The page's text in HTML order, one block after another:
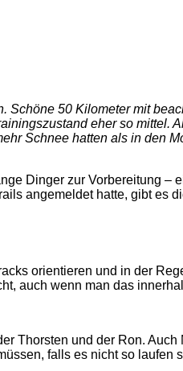
50 Kilometer mit
eher so mittel.
Schnee hatten als in den
Dinger zur Vorbereitung –
angemeldet hatte, gibt es
orientieren und in der
auch wenn man das
Thorsten und der Ron.
falls es nicht so laufen